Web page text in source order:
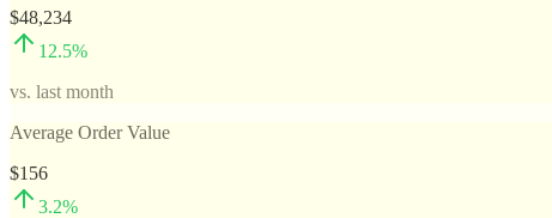
$48,234
12.5%
vs. last month
Average Order Value
$156
3.2%